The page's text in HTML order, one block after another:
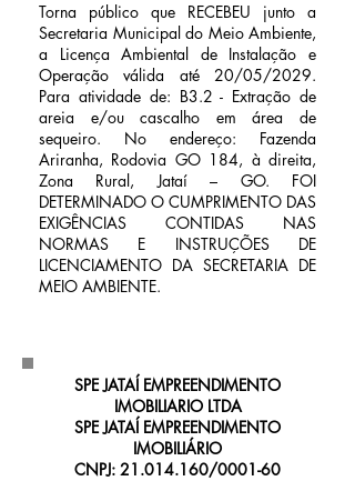
Torna público que RECEBEU junto a
Secretaria Municipal do Meio Ambiente,
a Licença Ambiental de Instalação e
Operação válida até 20/05/2029.
Para atividade de: B3.2 - Extração de
areia e/ou cascalho em área de
sequeiro. No endereço: Fazenda
Ariranha, Rodovia GO 184, à direita,
Zona Rural, Jataí – GO. FOI
DETERMINADO O CUMPRIMENTO DAS
EXIGÊNCIAS CONTIDAS NAS
NORMAS E INSTRUÇÕES DE
LICENCIAMENTO DA SECRETARIA DE
MEIO AMBIENTE.
SPE JATAÍ EMPREENDIMENTO
IMOBILIARIO LTDA
SPE JATAÍ EMPREENDIMENTO
IMOBILIÁRIO
CNPJ: 21.014.160/0001-60